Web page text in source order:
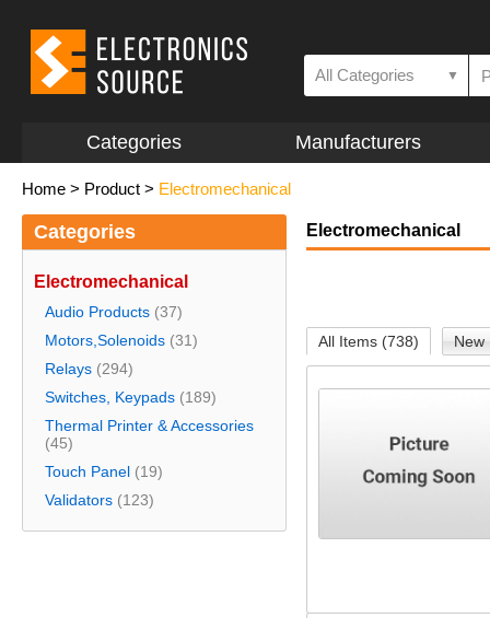
All Categories ▼
Categories Manufacturers
Home > Product > Electromechanical
Categories
Electromechanical
Audio Products (37)
Motors,Solenoids (31)
Relays (294)
Switches, Keypads (189)
Thermal Printer & Accessories
(45)
Touch Panel (19)
Validators (123)
Electromechanical
All Items (738) New